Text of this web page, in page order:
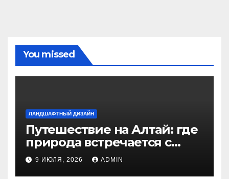
You missed
ЛАНДШАФТНЫЙ ДИЗАЙН
Путешествие на Алтай: где
природа встречается с
духом приключений
9 ИЮЛЯ, 2026 ADMIN